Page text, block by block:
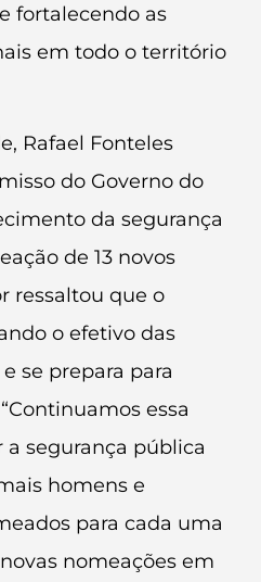
fortalecendo as
em todo o território
Rafael Fonteles
do Governo do
da segurança
de 13 novos
ressaltou que o
o efetivo das
se prepara para
essa
segurança pública
homens e
para cada uma
nomeações em